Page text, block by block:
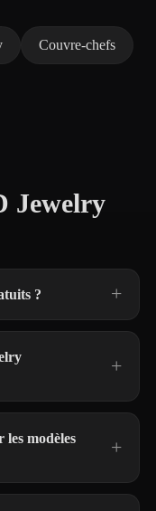
Couvre-chefs
Jewelry
?
les modèles